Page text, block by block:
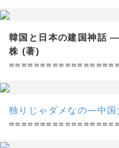
韓国と日本の建国神
株 (著)
==================
独りじゃダメなの―中国
==================